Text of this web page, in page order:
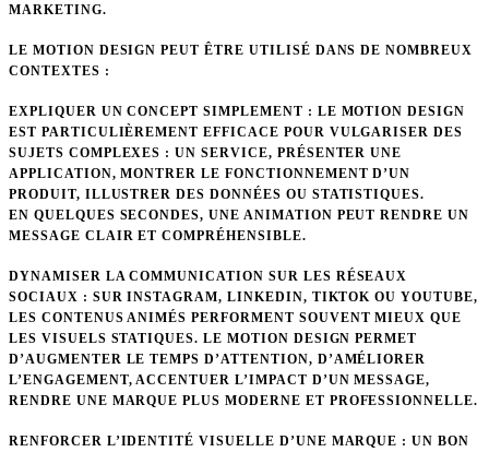
MARKETING.
LE MOTION DESIGN PEUT ÊTRE UTILISÉ DANS DE NOMBREUX
CONTEXTES :
EXPLIQUER UN CONCEPT SIMPLEMENT : LE MOTION DESIGN
EST PARTICULIÈREMENT EFFICACE POUR VULGARISER DES
SUJETS COMPLEXES : UN SERVICE, PRÉSENTER UNE
APPLICATION, MONTRER LE FONCTIONNEMENT D’UN
PRODUIT, ILLUSTRER DES DONNÉES OU STATISTIQUES.
EN QUELQUES SECONDES, UNE ANIMATION PEUT RENDRE UN
MESSAGE CLAIR ET COMPRÉHENSIBLE.
DYNAMISER LA COMMUNICATION SUR LES RÉSEAUX
SOCIAUX : SUR INSTAGRAM, LINKEDIN, TIKTOK OU YOUTUBE,
LES CONTENUS ANIMÉS PERFORMENT SOUVENT MIEUX QUE
LES VISUELS STATIQUES. LE MOTION DESIGN PERMET
D’AUGMENTER LE TEMPS D’ATTENTION, D’AMÉLIORER
L’ENGAGEMENT, ACCENTUER L’IMPACT D’UN MESSAGE,
RENDRE UNE MARQUE PLUS MODERNE ET PROFESSIONNELLE.
RENFORCER L’IDENTITÉ VISUELLE D’UNE MARQUE : UN BON